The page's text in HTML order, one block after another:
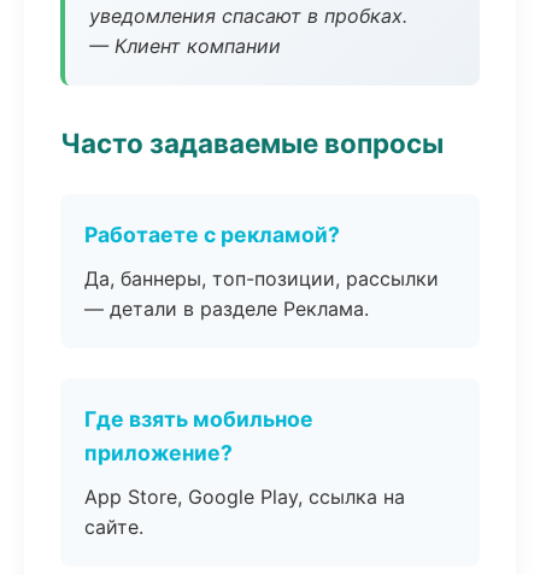
уведомления спасают в пробках.
— Клиент компании
Часто задаваемые вопросы
Работаете с рекламой?
Да, баннеры, топ-позиции, рассылки
— детали в разделе Реклама.
Где взять мобильное
приложение?
App Store, Google Play, ссылка на
сайте.